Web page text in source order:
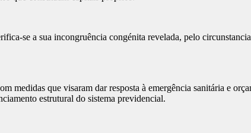
se a sua incongruência congénita revelada, pelo
medidas que visaram dar resposta à emergência sanitária e
estrutural do sistema previdencial.